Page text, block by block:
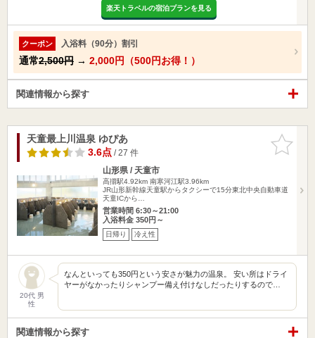
楽天トラベルの宿泊プランを見る
クーポン 入浴料（90分）割引
通常2,500円 → 2,000円（500円お得！）
関連情報から探す
お気に入
りに追加
天童最上川温泉 ゆぴあ
3.6点/ 27 件
山形県 / 天童市
高擶駅4.92km 南寒河江駅3.96km
JR山形新幹線天童駅からタクシーで15分東北中央自動車道
天童ICから…
営業時間 6:30～21:00
入浴料金 350円～
日帰り 冷え性
20代 男
性
なんといっても350円という安さが魅力の温泉。 安い所はドライ
ヤーがなかったりシャンプー備え付けなしだったりするので…
関連情報から探す